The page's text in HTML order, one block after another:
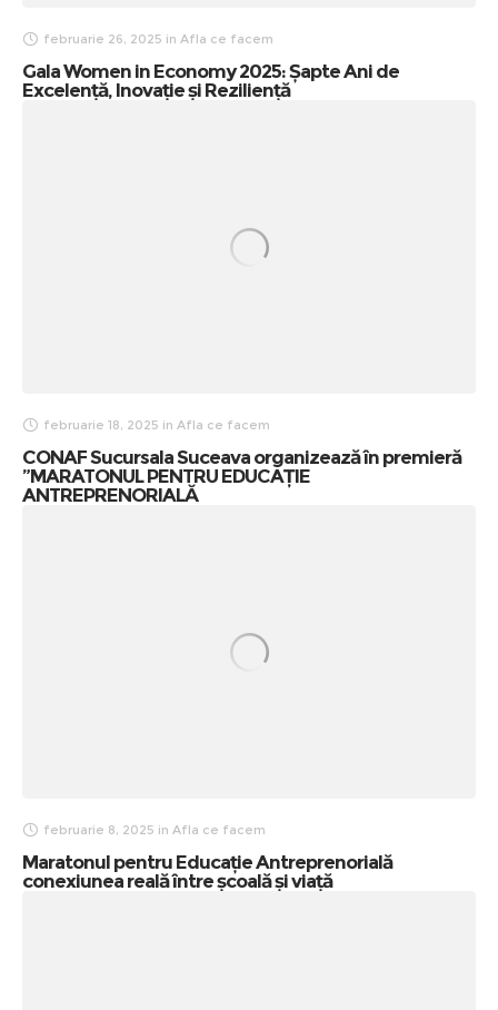
februarie 26, 2025 in Afla ce facem
Gala Women in Economy 2025: Șapte Ani de
Excelență, Inovație și Reziliență
februarie 18, 2025 in Afla ce facem
CONAF Sucursala Suceava organizează în premieră
”MARATONUL PENTRU EDUCAȚIE
ANTREPRENORIALĂ
februarie 8, 2025 in Afla ce facem
Maratonul pentru Educație Antreprenorială
conexiunea reală între școală și viață